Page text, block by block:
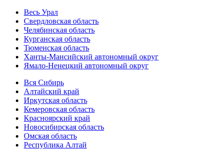
Весь Урал
Свердловская область
Челябинская область
Курганская область
Тюменская область
Ханты-Мансийский автономный округ
Ямало-Ненецкий автономный округ
Вся Сибирь
Алтайский край
Иркутская область
Кемеровская область
Красноярский край
Новосибирская область
Омская область
Республика Алтай